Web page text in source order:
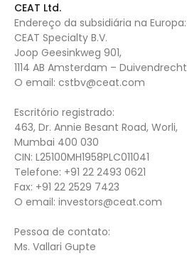
CEAT Ltd.
Endereço da subsidiária na Europa:
CEAT Specialty B.V.
Joop Geesinkweg 901,
1114 AB Amsterdam – Duivendrecht
O email: cstbv@ceat.com
Escritório registrado:
463, Dr. Annie Besant Road, Worli,
Mumbai 400 030
CIN: L25100MH1958PLC011041
Telefone: +91 22 2493 0621
Fax: +91 22 2529 7423
O email: investors@ceat.com
Pessoa de contato:
Ms. Vallari Gupte